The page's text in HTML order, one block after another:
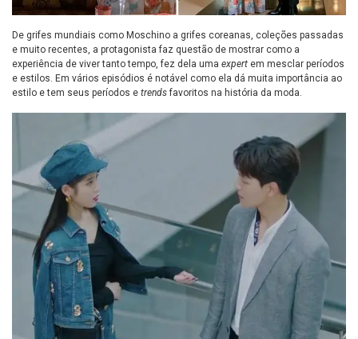
De grifes mundiais como Moschino a grifes coreanas, coleções passadas
e muito recentes, a protagonista faz questão de mostrar como a
experiência de viver tanto tempo, fez dela uma expert em mesclar períodos
e estilos. Em vários episódios é notável como ela dá muita importância ao
estilo e tem seus períodos e trendsfavoritos na história da moda.